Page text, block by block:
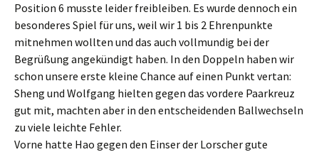
Position 6 musste leider freibleiben. Es wurde dennoch ein
besonderes Spiel für uns, weil wir 1 bis 2 Ehrenpunkte
mitnehmen wollten und das auch vollmundig bei der
Begrüßung angekündigt haben. In den Doppeln haben wir
schon unsere erste kleine Chance auf einen Punkt vertan:
Sheng und Wolfgang hielten gegen das vordere Paarkreuz
gut mit, machten aber in den entscheidenden Ballwechseln
zu viele leichte Fehler.
Vorne hatte Hao gegen den Einser der Lorscher gute